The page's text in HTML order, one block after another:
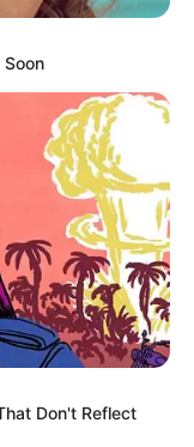
Don't Reflect